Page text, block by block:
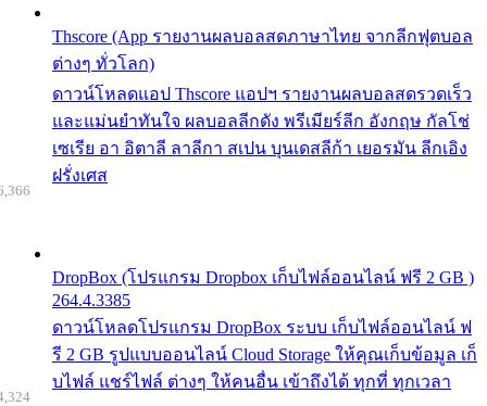
Thscore (App รายงานผลบอลสดภาษาไทย จากลีกฟุตบอล
ต่างๆ ทั่วโลก)
ดาวน์โหลดแอป Thscore แอปฯ รายงานผลบอลสดรวดเร็ว
และแม่นยำทันใจ ผลบอลลีกดัง พรีเมียร์ลีก อังกฤษ กัลโช่
เซเรีย อา อิตาลี ลาลีกา สเปน บุนเดสลีก้า เยอรมัน ลีกเอิง
ฝรั่งเศส
DropBox (โปรแกรม Dropbox เก็บไฟล์ออนไลน์ ฟรี 2 GB )
264.4.3385
ดาวน์โหลดโปรแกรม DropBox ระบบ เก็บไฟล์ออนไลน์ ฟ
รี 2 GB รูปแบบออนไลน์ Cloud Storage ให้คุณเก็บข้อมูล เก็
บไฟล์ แชร์ไฟล์ ต่างๆ ให้คนอื่น เข้าถึงได้ ทุกที่ ทุกเวลา